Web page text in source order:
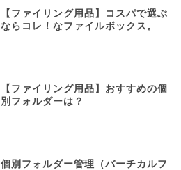
【ファイリング用品】コスパで選ぶ
ならコレ！なファイルボックス。
【ファイリング用品】おすすめの個
別フォルダーは？
個別フォルダー管理（バーチカルフ